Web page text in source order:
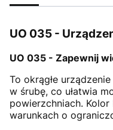
UO 035 -
UO 035 - Zapewnij
To okrągłe
w śrubę, co ułatwia
powierzchniach.
warunkach o